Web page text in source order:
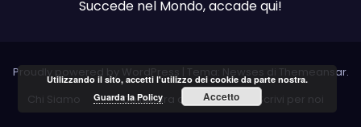
Succede nel Mondo, accade qui!
Proudly powered by WordPress Tema: Newses di Themeansar.
Chi Siamo
Collabora con noi Scrivi per noi
Utilizzando il sito, accetti l'utilizzo dei cookie da parte nostra.
Guarda la Policy
Accetto